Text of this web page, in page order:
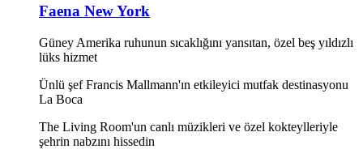
Faena New York
Güney Amerika ruhunun sıcaklığını yansıtan, özel beş yıldızlı
lüks hizmet
Ünlü şef Francis Mallmann'ın etkileyici mutfak destinasyonu
La Boca
The Living Room'un canlı müzikleri ve özel kokteylleriyle
şehrin nabzını hissedin